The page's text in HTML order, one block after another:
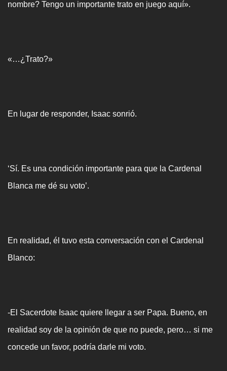
nombre? Tengo un importante trato en juego aquí».
«…¿Trato?»
En lugar de responder, Isaac sonrió.
‘Sí. Es una condición importante para que la Cardenal
Blanca me dé su voto’.
En realidad, él tuvo esta conversación con el Cardenal
Blanco:
-El Sacerdote Isaac quiere llegar a ser Papa. Bueno, en
realidad soy de la opinión de que no puede, pero… si me
concede un favor, podría darle mi voto.